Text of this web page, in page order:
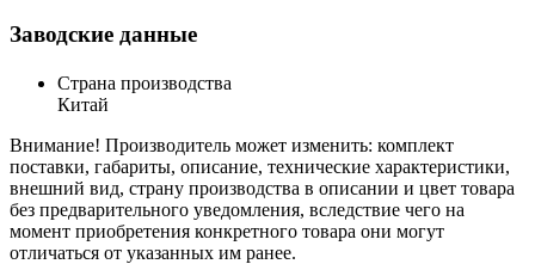
Заводские данные
Страна производства
Китай
Внимание! Производитель может изменить: комплект
поставки, габариты, описание, технические характеристики,
внешний вид, страну производства в описании и цвет товара
без предварительного уведомления, вследствие чего на
момент приобретения конкретного товара они могут
отличаться от указанных им ранее.